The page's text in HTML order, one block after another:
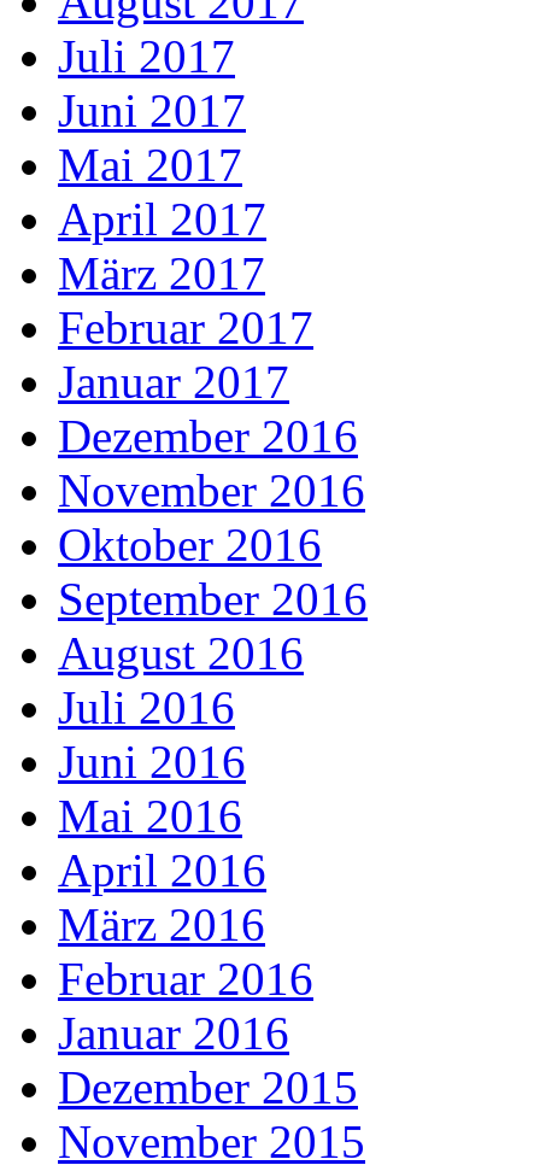
Juli 2017
Juni 2017
Mai 2017
April 2017
März 2017
Februar 2017
Januar 2017
Dezember 2016
November 2016
Oktober 2016
September 2016
August 2016
Juli 2016
Juni 2016
Mai 2016
April 2016
März 2016
Februar 2016
Januar 2016
Dezember 2015
November 2015